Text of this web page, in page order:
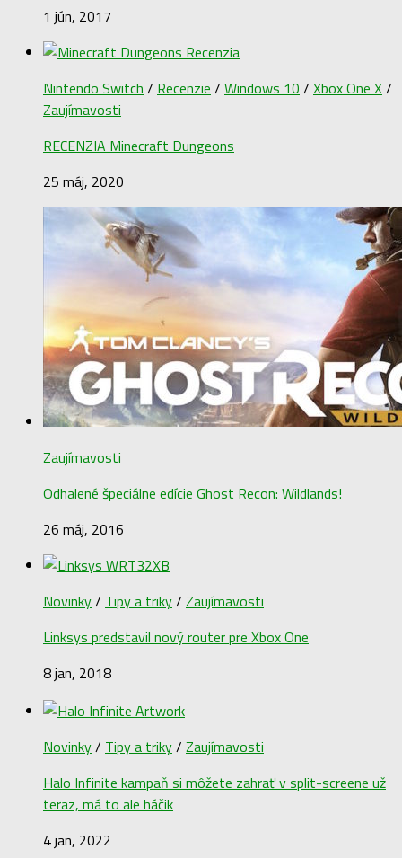
1 jún, 2017
Nintendo Switch / Recenzie / Windows 10 / Xbox One X/
Zaujímavosti
RECENZIA Minecraft Dungeons
25 máj, 2020
Zaujímavosti
Odhalené špeciálne edície Ghost Recon: Wildlands!
26 máj, 2016
Novinky/ Tipy a triky/ Zaujímavosti
Linksys predstavil nový router pre Xbox One
8 jan, 2018
Novinky/ Tipy a triky/ Zaujímavosti
Halo Infinite kampaň si môžete zahrať v split-screene už
teraz, má to ale háčik
4 jan, 2022